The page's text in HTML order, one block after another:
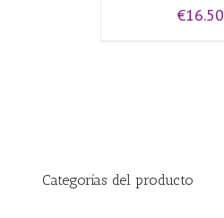
€16.50
Categorías del producto